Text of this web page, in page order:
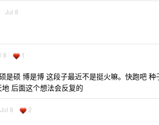
Jul 8
8 1
是硕 博是博 这段子最近不是挺火嘛。快跑吧
后面这个想法会反复的
Jul 8 2